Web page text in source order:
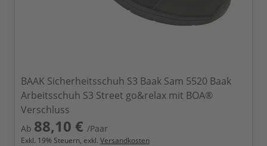
BAAK Sicherheitsschuh S3 Baak Sam 5520 Baak
Arbeitsschuh S3 Street go&relax mit BOA®
Verschluss
Ab 88,10 € /Paar
Exkl. 19% Steuern, exkl. Versandkosten